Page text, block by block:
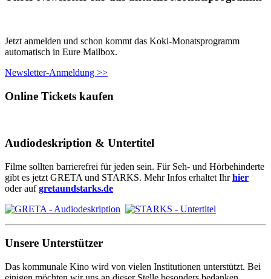
Jetzt anmelden und schon kommt das Koki-Monatsprogramm
automatisch in Eure Mailbox.
Newsletter-Anmeldung >>
Online Tickets kaufen
Audiodeskription & Untertitel
Filme sollten barrierefrei für jeden sein. Für Seh- und Hörbehinderte
gibt es jetzt GRETA und STARKS. Mehr Infos erhaltet Ihrhier
oder aufgretaundstarks.de
Unsere Unterstützer
Das kommunale Kino wird von vielen Institutionen unterstützt. Bei